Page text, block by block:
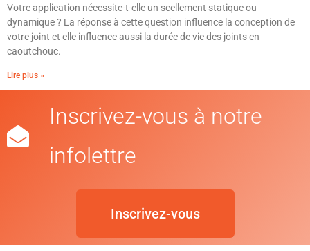
Votre application nécessite-t-elle un scellement statique ou
dynamique ? La réponse à cette question influence la conception de
votre joint et elle influence aussi la durée de vie des joints en
caoutchouc.
Lire plus »
Inscrivez-vous à notre
infolettre
Inscrivez-vous